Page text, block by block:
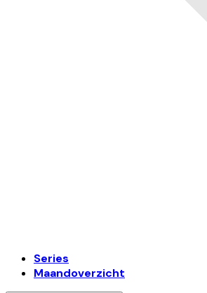
Series
Maandoverzicht